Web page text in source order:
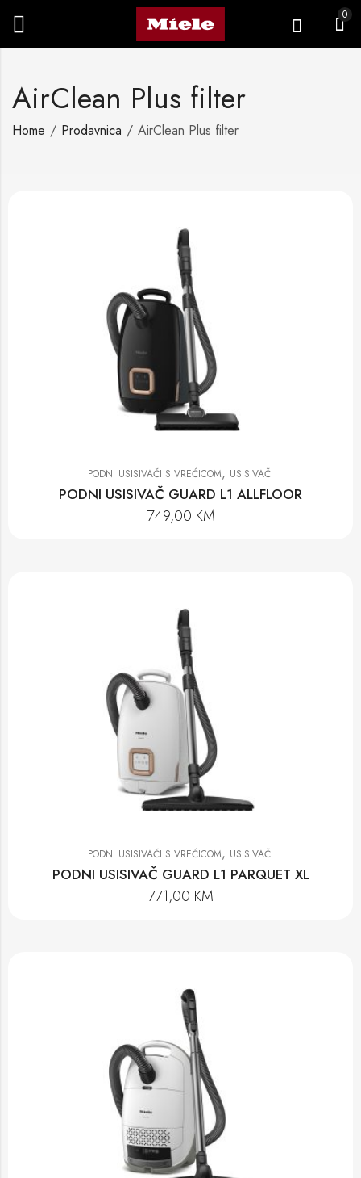
0
AirClean Plus filter
Home Prodavnica AirClean Plus filter
PODNI USISIVAČI S VREĆICOM, USISIVAČI
PODNI USISIVAČ GUARD L1 ALLFLOOR
749,00 KM
PODNI USISIVAČI S VREĆICOM, USISIVAČI
PODNI USISIVAČ GUARD L1 PARQUET XL
771,00 KM